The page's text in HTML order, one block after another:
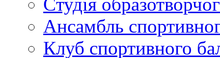
Cтудія
Ансамбль
Клуб спортивного